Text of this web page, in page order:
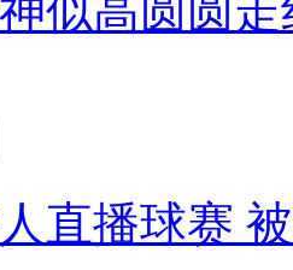
似高圆圆走
直播球赛